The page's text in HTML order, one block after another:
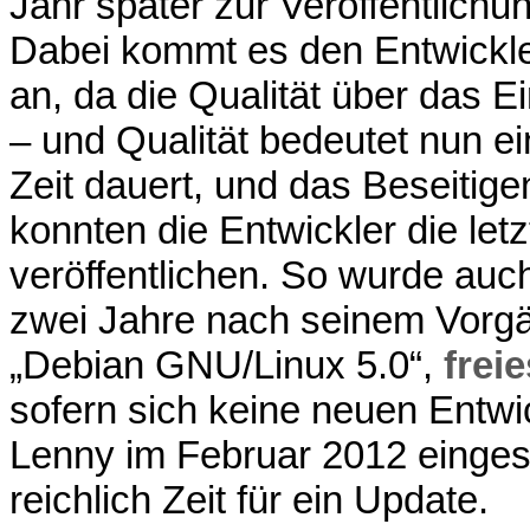
Dabei kommt es den
an, da die Qualität über das
– und Qualität bedeutet nun
Zeit dauert, und das
konnten die Entwickler die
veröffentlichen. So wurde
zwei Jahre nach seinem
„Debian GNU/Linux 5.0“,
sofern sich keine neuen
Lenny im Februar 2012
reichlich Zeit für ein Update.